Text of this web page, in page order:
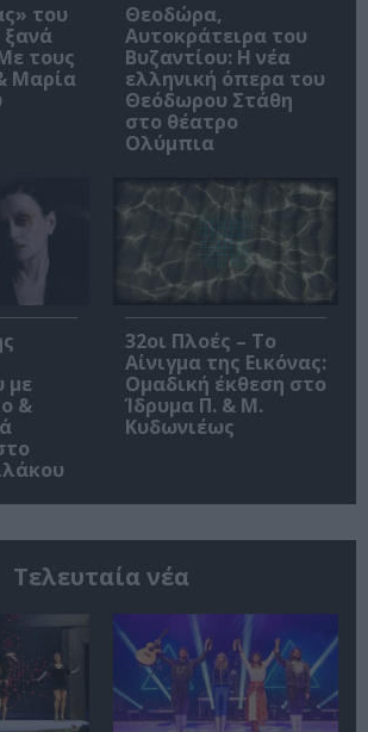
του
ξανά
τους
Μαρία
Θεοδώρα,
Αυτοκράτειρα του
Βυζαντίου: Η νέα
ελληνική όπερα του
Θεόδωρου Στάθη
στο θέατρο
Ολύμπια
με
&
32οι Πλοές – Το
Αίνιγμα της Εικόνας:
Ομαδική έκθεση στο
Ίδρυμα Π. & Μ.
Κυδωνιέως
Τελευταία νέα